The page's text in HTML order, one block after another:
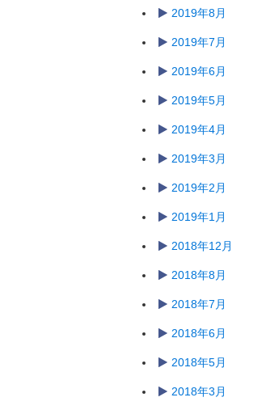
2019年8月
2019年7月
2019年6月
2019年5月
2019年4月
2019年3月
2019年2月
2019年1月
2018年12月
2018年8月
2018年7月
2018年6月
2018年5月
2018年3月